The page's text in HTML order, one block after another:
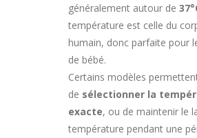
généralement autour de
température est celle du
humain, donc parfaite pour
de bébé.
Certains modèles
de sélectionner la
exacte, ou de maintenir le
température pendant une